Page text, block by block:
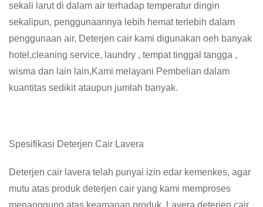
sekali larut di dalam air terhadap temperatur dingin
sekalipun, penggunaannya lebih hemat terlebih dalam
penggunaan air, Deterjen cair kami digunakan oeh banyak
hotel,cleaning service, laundry , tempat tinggal tangga ,
wisma dan lain lain,Kami melayani Pembelian dalam
kuantitas sedikit ataupun jumlah banyak.
Spesifikasi Deterjen Cair Lavera
Deterjen cair lavera telah punyai izin edar kemenkes, agar
mutu atas produk deterjen cair yang kami memproses
menanggung atas keamanan produk. Lavera deterjen cair